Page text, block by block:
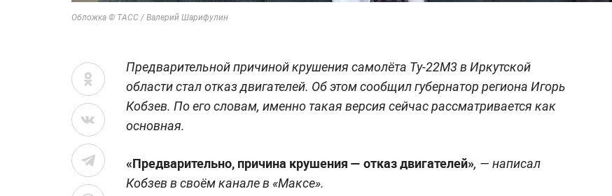
Обложка © ТАСС / Валерий Шарифулин
Предварительной причиной крушения самолёта Ту-22М3 в Иркутской
области стал отказ двигателей. Об этом сообщил губернатор региона Игорь
Кобзев. По его словам, именно такая версия сейчас рассматривается как
основная.
«Предварительно, причина крушения — отказ двигателей», — написал
Кобзев в своём канале в «Максе».